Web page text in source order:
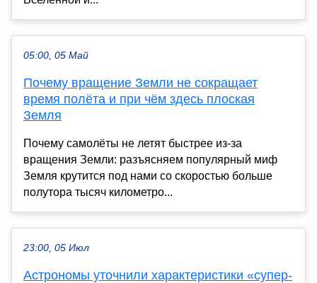
05:00, 05 Май
Почему вращение Земли не сокращает
время полёта и при чём здесь плоская
Земля
Почему самолёты не летят быстрее из-за
вращения Земли: разъясняем популярный миф
Земля крутится под нами со скоростью больше
полутора тысяч километро...
23:00, 05 Июл
Астрономы уточнили характеристики «супер-